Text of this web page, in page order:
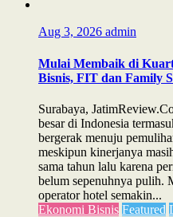
Aug 3, 2026 admin
Mulai Membaik di
Bisnis, FIT dan Family
Surabaya,
besar di Indonesia
bergerak menuju
meskipun kinerjanya
sama tahun lalu karena
belum sepenuhnya pulih.
operator hotel semakin...
Ekonomi Bisnis Featured